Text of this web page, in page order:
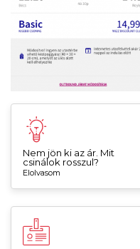
Nem jön ki az ár. Mit
csinálok rosszul?
Elolvasom